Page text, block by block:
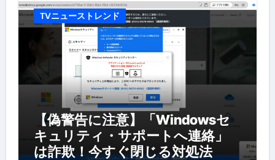
TVニューストレンド
【偽警告に注意】「Windowsセ
キュリティ・サポートへ連絡」
は詐欺！今すぐ閉じる対処法